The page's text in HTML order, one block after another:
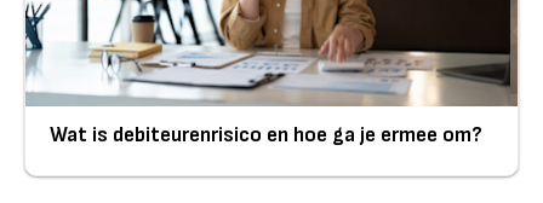
Wat is debiteurenrisico en hoe ga je ermee om?